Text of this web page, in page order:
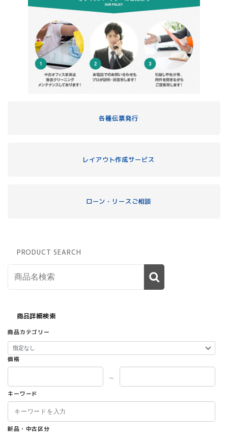
各種伝票発行
レイアウト作成サービス
ローン・リースご相談
PRODUCT SEARCH
商品詳細検索
商品カテゴリー
価格
～
キーワード
新品・中古区分